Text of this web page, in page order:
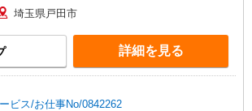
埼玉県戸田市
詳細を見る
ビス/お仕事No/0842262